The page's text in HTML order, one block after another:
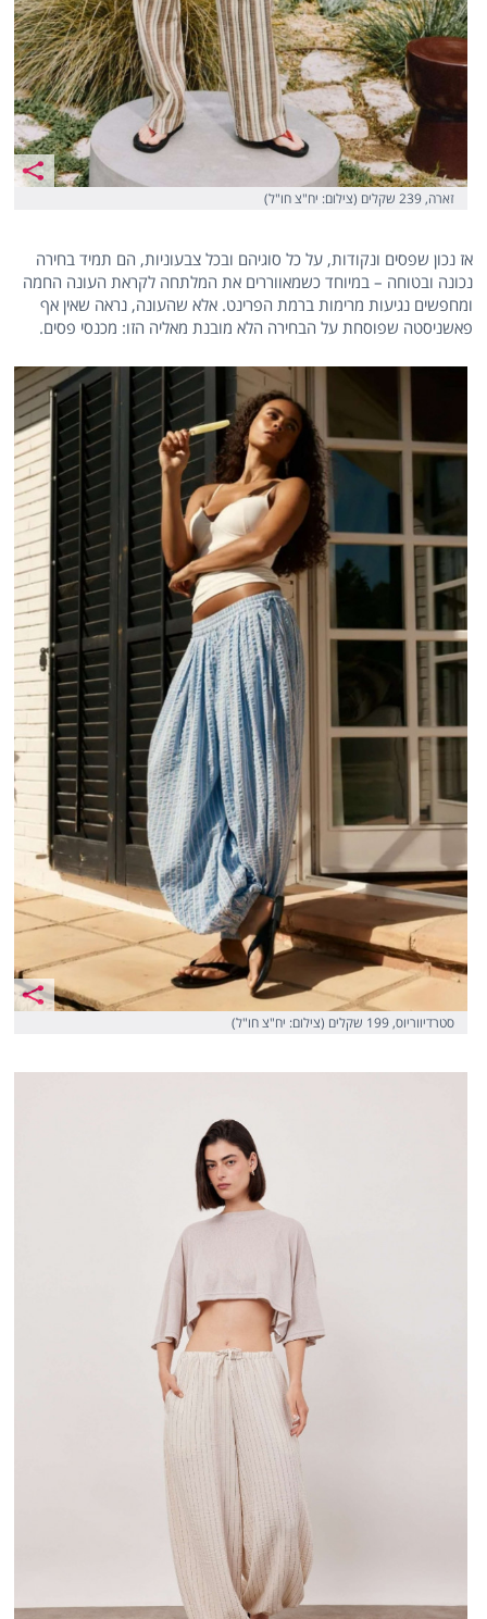
זארה, 239 שקלים (צילום: יח"צ חו"ל)
אז נכון שפסים ונקודות, על כל סוגיהם ובכל צבעוניות, הם תמיד בחירה
נכונה ובטוחה – במיוחד כשמאווררים את המלתחה לקראת העונה החמה
ומחפשים נגיעות מרימות ברמת הפרינט. אלא שהעונה, נראה שאין אף
פאשניסטה שפוסחת על הבחירה הלא מובנת מאליה הזו: מכנסי פסים.
סטרדיווריוס, 199 שקלים (צילום: יח"צ חו"ל)